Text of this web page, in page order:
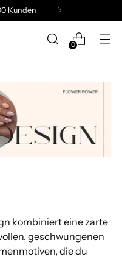
Kunden
0
kombiniert eine zarte
geschwungenen
die du